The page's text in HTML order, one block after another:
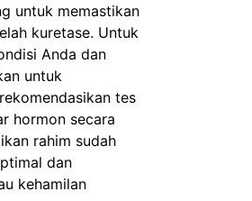
untuk memastikan
kuretase. Untuk
Anda dan
untuk
tes
hormon secara
rahim sudah
dan
kehamilan